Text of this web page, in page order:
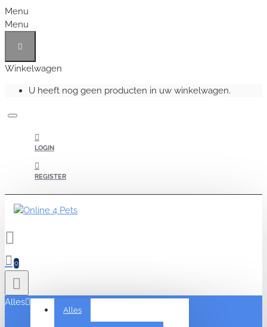
Menu
Menu
Winkelwagen
U heeft nog geen producten in uw winkelwagen.
LOGIN
REGISTER
0
Alles
Alles